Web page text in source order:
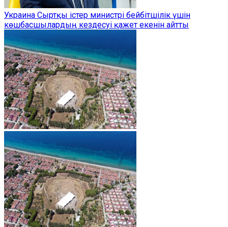
Украина Сыртқы істер министрі бейбітшілік үшін
көшбасшылардың кездесуі қажет екенін айтты